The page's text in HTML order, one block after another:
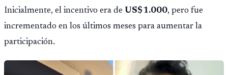
Inicialmente, el incentivo era de US$1.000, pero fue
incrementado en los últimos meses para aumentar la
participación.